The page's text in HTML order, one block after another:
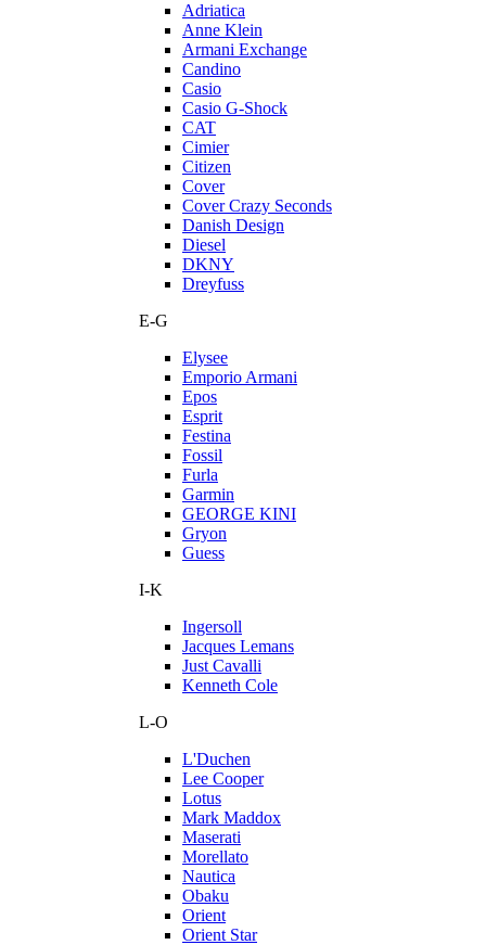
Adriatica
Anne Klein
Armani Exchange
Candino
Casio
Casio G-Shock
CAT
Cimier
Citizen
Cover
Cover Crazy Seconds
Danish Design
Diesel
DKNY
Dreyfuss
E-G
Elysee
Emporio Armani
Epos
Esprit
Festina
Fossil
Furla
Garmin
GEORGE KINI
Gryon
Guess
I-K
Ingersoll
Jacques Lemans
Just Cavalli
Kenneth Cole
L-O
L'Duchen
Lee Cooper
Lotus
Mark Maddox
Maserati
Morellato
Nautica
Obaku
Orient
Orient Star